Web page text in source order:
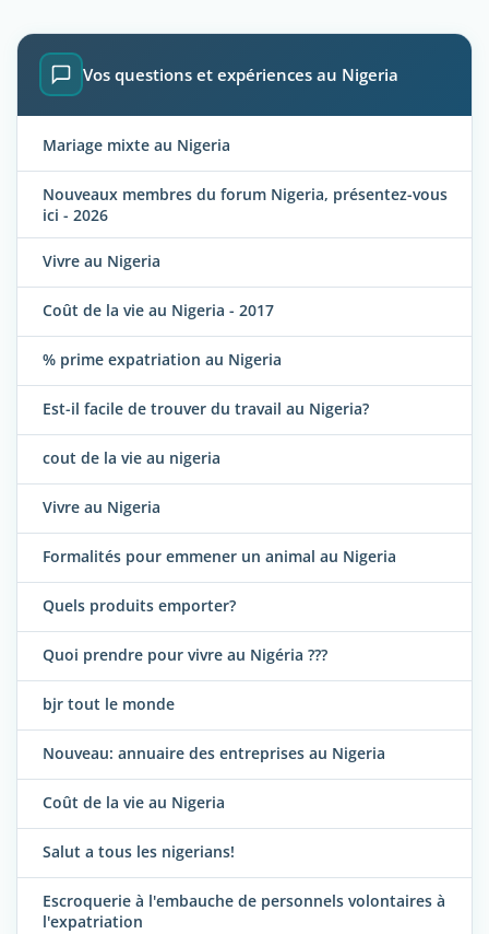
Vos questions et expériences au Nigeria
Mariage mixte au Nigeria
Nouveaux membres du forum Nigeria, présentez-vous
ici - 2026
Vivre au Nigeria
Coût de la vie au Nigeria - 2017
% prime expatriation au Nigeria
Est-il facile de trouver du travail au Nigeria?
cout de la vie au nigeria
Vivre au Nigeria
Formalités pour emmener un animal au Nigeria
Quels produits emporter?
Quoi prendre pour vivre au Nigéria ???
bjr tout le monde
Nouveau: annuaire des entreprises au Nigeria
Coût de la vie au Nigeria
Salut a tous les nigerians!
Escroquerie à l'embauche de personnels volontaires à
l'expatriation